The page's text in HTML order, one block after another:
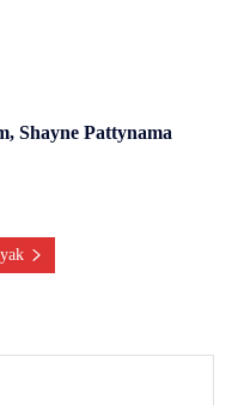
Shayne Pattynama